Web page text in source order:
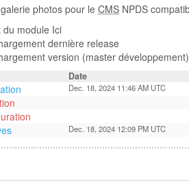
photos pour le CMS NPDS
du module Ici
dernière release
version (master développement)
Date
Dec. 18, 2024 11:46 AM UTC
Dec. 18, 2024 12:09 PM UTC